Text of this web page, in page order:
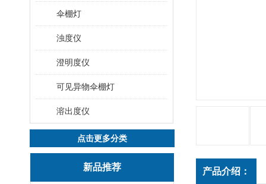
伞棚灯
浊度仪
澄明度仪
可见异物伞棚灯
溶出度仪
点击更多分类
新品推荐 产品介绍：